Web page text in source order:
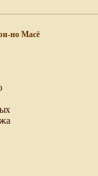
но Масё